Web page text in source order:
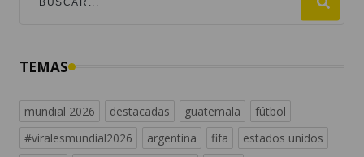
mundial 2026
españa
noticias de guatemala messi